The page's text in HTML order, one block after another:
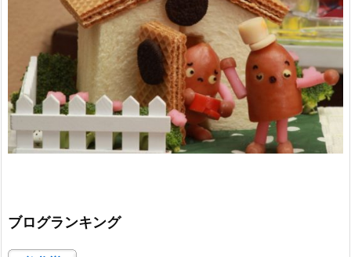
ブログランキング